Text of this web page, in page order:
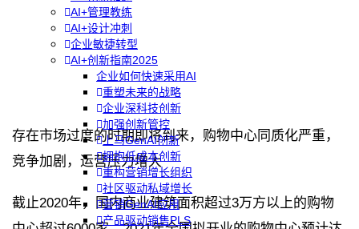
AI+管理教练
AI+设计冲刺
企业敏捷转型
AI+创新指南2025
企业如何快速采用AI
重塑未来的战略
企业深科技创新
加强创新管控
上马GenAI创新
拥抱低成本创新
重构营销增长组织
社区驱动私域增长
营销GenAI应用
产品驱动销售PLS
存在市场过度的时期即将到来，购物中心同质化严重，
竞争加剧，运营压力增大
截止2020年，国内商业建筑面积超过3万方以上的购物